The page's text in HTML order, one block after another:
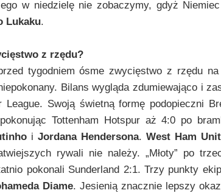
w niedzielę nie zobaczymy, gdyż
Lukaku.
z rzędu?
tygodniem ósme zwycięstwo z rzędu
Bilans wygląda zdumiewająco i
Swoją świetną formę podopieczni
Tottenham Hotspur aż 4:0 po
i Jordana Hendersona. West Ham
rywali nie należy. „Młoty” po
pokonali Sunderland 2:1. Trzy punkty
Diame. Jesienią znacznie lepszy